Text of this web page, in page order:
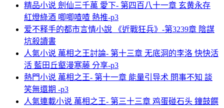
精品小说 劍仙三千萬 愛下- 第四百八十一章 玄黄永存
紅燈綠酒 唧唧喳喳 熱推-p3
爱不释手的都市言情小說 《近戰狂兵》-第3239章 陰謀
坑殺讀書
人氣小说 萬相之王討論- 第十三章 无底洞的李洛 快快活
活 藍田丘壑漫寒藤 分享-p3
熱門小说 萬相之王- 第十一章 能量引导术 問事不知 談
笑無還期 -p3
人氣連載小说 萬相之王- 第三十三章 鸡蛋碰石头 鐘鼓饌